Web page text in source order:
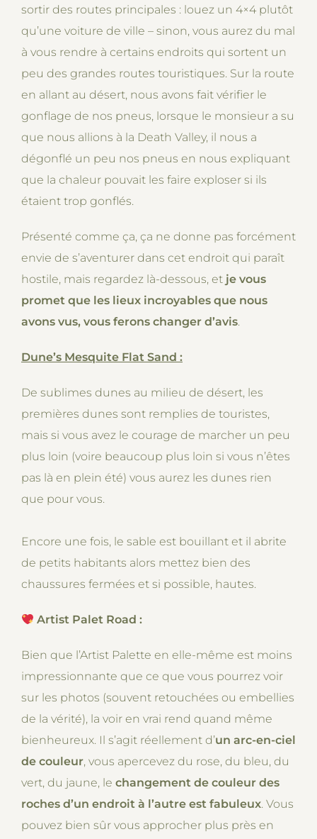
sortir des routes principales : louez un 4×4 plutôt
qu’une voiture de ville – sinon, vous aurez du mal
à vous rendre à certains endroits qui sortent un
peu des grandes routes touristiques. Sur la route
en allant au désert, nous avons fait vérifier le
gonflage de nos pneus, lorsque le monsieur a su
que nous allions à la Death Valley, il nous a
dégonflé un peu nos pneus en nous expliquant
que la chaleur pouvait les faire exploser si ils
étaient trop gonflés.
Présenté comme ça, ça ne donne pas forcément
envie de s’aventurer dans cet endroit qui paraît
hostile, mais regardez là-dessous, et je vous
promet que les lieux incroyables que nous
avons vus, vous ferons changer d’avis.
Dune’s Mesquite Flat Sand :
De sublimes dunes au milieu de désert, les
premières dunes sont remplies de touristes,
mais si vous avez le courage de marcher un peu
plus loin (voire beaucoup plus loin si vous n’êtes
pas là en plein été) vous aurez les dunes rien
que pour vous.
Encore une fois, le sable est bouillant et il abrite
de petits habitants alors mettez bien des
chaussures fermées et si possible, hautes.
Artist Palet Road :
Bien que l’Artist Palette en elle-même est moins
impressionnante que ce que vous pourrez voir
sur les photos (souvent retouchées ou embellies
de la vérité), la voir en vrai rend quand même
bienheureux. Il s’agit réellement d’un arc-en-ciel
de couleur, vous apercevez du rose, du bleu, du
vert, du jaune, le changement de couleur des
roches d’un endroit à l’autre est fabuleux. Vous
pouvez bien sûr vous approcher plus près en